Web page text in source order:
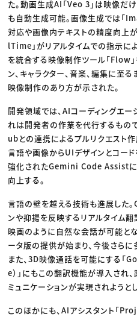
た。動画生成AI「Veo 3」は映像だ
も自動生成可能。画像生成では「
対応や画像内テキストの精度向上
lTime」がリアルタイムでの指示に
を統合する映像制作ツール「Flow
ン、キャラクター、音楽、編集に至
映像制作のあり方が示された。
開発領域では、AIコーディングエー
れは開発者の作業を代行するもの
ubとの連携によるプルリクエスト
言語や画像からUIデザインとコー
強化されたGemini Code Assistに
向上する。
言語の壁を越える技術も進展した
ンや抑揚を反映するリアルタイム
映画のように自然な会話が可能と
ータ版の提供が始まり、今後さら
また、3D映像通話を可能にする
e）」にもこの翻訳機能が導入され
ミュニケーションが実現されようと
このほかにも、AIアシスタント「